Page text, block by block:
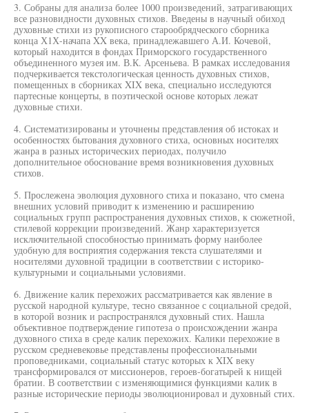
3. Собраны для анализа более 1000 произведений, затрагивающих
все разновидности духовных стихов. Введены в научный обиход
духовные стихи из рукописного старообрядческого сборника
конца Х1Х-начапа XX века, принадлежавшего А.И. Кочевой,
который находится в фондах Приморского государственного
объединенного музея им. В.К. Арсеньева. В рамках исследования
подчеркивается текстологическая ценность духовных стихов,
помещенных в сборниках XIX века, специально исследуются
партесные концерты, в поэтической основе которых лежат
духовные стихи.
4. Систематизированы и уточнены представления об истоках и
особенностях бытования духовного стиха, основных носителях
жанра в разных исторических периодах, получило
дополнительное обоснование время возникновения духовных
стихов.
5. Прослежена эволюция духовного стиха и показано, что смена
внешних условий приводит к изменению и расширению
социальных групп распространения духовных стихов, к сюжетной,
стилевой коррекции произведений. Жанр характеризуется
исключительной способностью принимать форму наиболее
удобную для восприятия содержания текста слушателями и
носителями духовной традиции в соответствии с историко-
культурными и социальными условиями.
6. Движение калик перехожих рассматривается как явление в
русской народной культуре, тесно связанное с социальной средой,
в которой возник и распространялся духовный стих. Нашла
объективное подтверждение гипотеза о происхождении жанра
духовного стиха в среде калик перехожих. Калики перехожие в
русском средневековье представлены профессиональными
проповедниками, социальный статус которых к XIX веку
трансформировался от миссионеров, героев-богатырей к нищей
братии. В соответствии с изменяющимися функциями калик в
разные исторические периоды эволюционировал и духовный стих.